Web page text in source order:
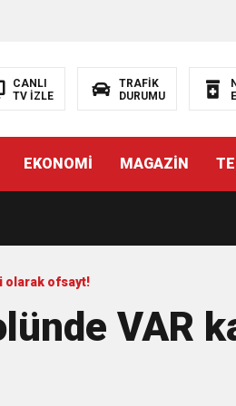
CANLI
TV İZLE
TRAFİK
DURUMU
EKONOMİ MAGAZİN
olarak ofsayt!
VAR